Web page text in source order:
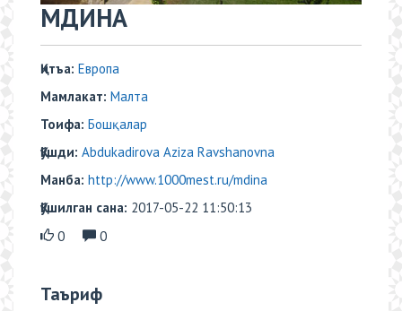
МДИНА
Қитъа: Европа
Мамлакат: Малта
Тоифа: Бошқалар
Қўшди: Abdukadirova Aziza Ravshanovna
Манба: http://www.1000mest.ru/mdina
Қўшилган сана: 2017-05-22 11:50:13
0
0
Таъриф